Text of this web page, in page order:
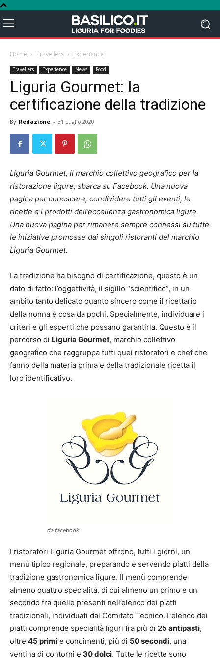
Home Travellers Experience
Travellers Experience News Food
Liguria Gourmet: la
certificazione della tradizione
By Redazione - 31 Luglio 2020
Liguria Gourmet, il marchio collettivo geografico per la
ristorazione ligure, sbarca su Facebook. Una nuova
pagina per conoscere, condividere tutti gli eventi, le
ricette e i prodotti dell’eccellenza gastronomica ligure.
Una nuova pagina per rimanere sempre connessi su tutte
le iniziative promosse dai singoli ristoranti del marchio
Liguria Gourmet.
La tradizione ha bisogno di certificazione, questo è un
dato di fatto: l’oggettività, il sigillo “scientifico”, in un
ambito tanto delicato quanto sincero come il ricettario
della nonna è cosa da pochi. Specialmente, individuare i
criteri e gli esperti che possano garantirla. Questo è il
percorso di Liguria Gourmet, marchio collettivo
geografico che raggruppa tutti quei ristoratori e chef che
fanno della materia prima e della tradizionale ricetta il
loro identificativo.
da facebook
I ristoratori Liguria Gourmet offrono, tutti i giorni, un
menù tipico regionale, preparando e servendo piatti della
tradizione gastronomica ligure. Il menù comprende
almeno quattro specialità, di cui almeno un primo e un
secondo fra quelle presenti nell’elenco dei piatti
tradizionali, individuati dal Comitato Tecnico. L’elenco dei
piatti comprende specialità liguri fra più di 25 antipasti,
oltre 45 primi e condimenti, più di 50 secondi, una
ventina di contorni e 30 dolci. Tutte le ricette sono